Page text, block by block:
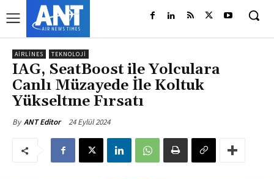
AIRLINES TEKNOLOJI
IAG, SeatBoost ile Yolculara
Canlı Müzayede İle Koltuk
Yükseltme Fırsatı
By ANT Editor 24 Eylül 2024